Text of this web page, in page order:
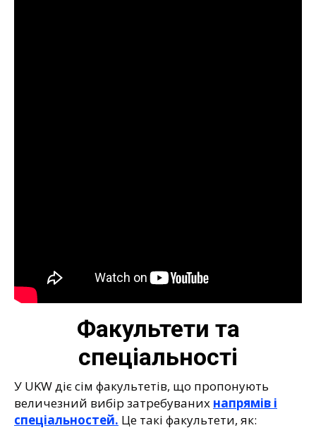
Факультети та
спеціальності
У UKW діє сім факультетів, що пропонують
величезний вибір затребуваних напрямів і
спеціальностей. Це такі факультети, як: